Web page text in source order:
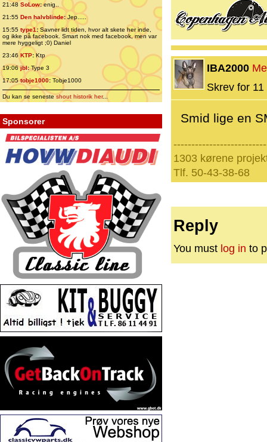
21:48 SoLow:enig..
21:55 Den halvblinde:Jep.....
15:55 type1:Savner lidt tiden, hvor alt skete her inde,
og ikke på facebook. Smart nok med facebook, men var
mere hyggeligt ;0) Daniel
23:46 KTP:Ktp
19:06jbl:Type 3
17:05tobje1000: Tobje1000
Du kan se senesteshout historik her...
Sponsorer
IBA2000
Skrev for
Smid lige en
1303 kørene
Tlf. 50-43-38-68
Reply
You must log in to